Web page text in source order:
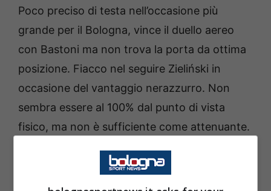
Poco preciso di testa nell’occasione più
grande per il Bologna, vince il duello aereo
con Bastoni ma non trova la porta da ottima
posizione. Fiacco nel seguire Zieliński in
occasione del vantaggio nerazzurro. Non
sembra essere al 100% dal punto di vista
fisico, ma non è sufficiente come attenuante.
Le pagelle dell’attacco del
Bologna